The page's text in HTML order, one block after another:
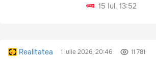
15 Iul. 13:52
Realitatea 1 iulie 2026, 20:46 11 781